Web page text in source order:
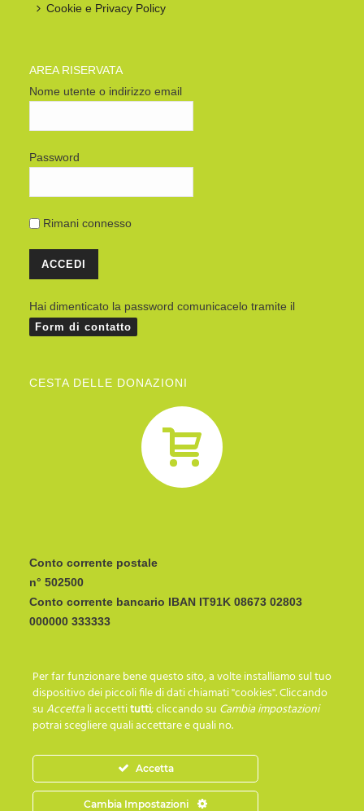
Cookie e Privacy Policy
AREA RISERVATA
Nome utente o indirizzo email
Password
Rimani connesso
Hai dimenticato la password comunicacelo tramite il
Form di contatto
CESTA DELLE DONAZIONI
Conto corrente postale
n° 502500
Conto corrente bancario IBAN
I C R A I T R R I P 0
SEGUICI SU…
Per far funzionare bene questo sito, a volte installiamo sul tuo
dispositivo dei piccoli file di dati chiamati "cookies". Cliccando
suAccettali accettitutti; cliccando su Cambia impostazioni
potrai scegliere quali accettare e quali no.
Accetta
Cambia Impostazioni